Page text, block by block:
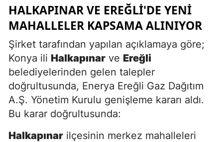
HALKAPINAR VE EREĞLI'DE YENI
MAHALLELER KAPSAMA ALINIYOR
Şirket tarafından yapılan açıklamaya göre;
Konya ili Halkapınar ve Ereğli
belediyelerinden gelen talepler
doğrultusunda, Enerya Ereğli Gaz Dağıtım
A.Ş. Yönetim Kurulu genişleme kararı aldı.
Bu karar doğrultusunda:
Halkapınar ilçesinin merkez mahalleleri